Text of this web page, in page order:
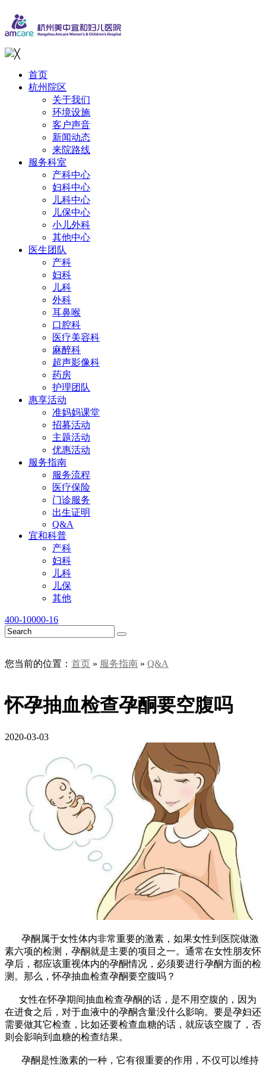
╳
首页
杭州院区
关于我们
环境设施
客户声音
新闻动态
来院路线
服务科室
产科中心
妇科中心
儿科中心
儿保中心
小儿外科
其他中心
医生团队
产科
妇科
儿科
外科
耳鼻喉
口腔科
医疗美容科
麻醉科
超声影像科
药房
护理团队
惠享活动
准妈妈课堂
招募活动
主题活动
优惠活动
服务指南
服务流程
医疗保险
门诊服务
出生证明
Q&A
宜和科普
产科
妇科
儿科
儿保
其他
400-10000-16
您当前的位置： 首页 » 服务指南 » Q&A
怀孕抽血检查孕酮要空腹吗
2020-03-03
孕酮属于女性体内非常重要的激素，如果女性到医院做激
素六项的检测，孕酮就是主要的项目之一。通常在女性朋友怀
孕后，都应该重视体内的孕酮情况，必须要进行孕酮方面的检
测。那么，怀孕抽血检查孕酮要空腹吗？
女性在怀孕期间抽血检查孕酮的话，是不用空腹的，因为
在进食之后，对于血液中的孕酮含量没什么影响。要是孕妇还
需要做其它检查，比如还要检查血糖的话，就应该空腹了，否
则会影响到血糖的检查结果。
孕酮是性激素的一种，它有很重要的作用，不仅可以维持